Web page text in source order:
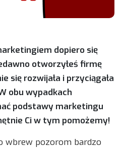
dopiero się
otworzyłeś firmę
się rozwijała i przyciągała
obu wypadkach
podstawy marketingu
Ci w tym pomożemy!
wbrew pozorom bardzo